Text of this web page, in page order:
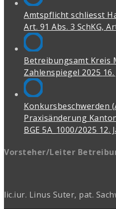
Amtspflicht schliesst
Art. 91 Abs. 3 SchKG,
Betreibungsamt Kreis
Zahlenspiegel 2025
Konkursbeschwerden
Praxisänderung
BGE 5A_1000/2025 12.
Vorsteher/Leiter
lic.iur. Linus Suter, pat.